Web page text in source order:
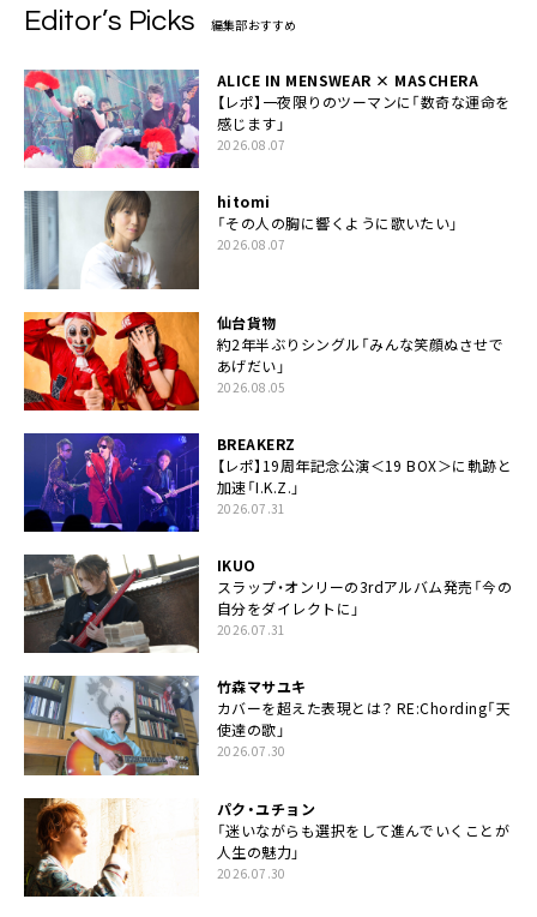
Editor’s Picks 編集部おすすめ
ALICE IN MENSWEAR × MASCHERA
【レポ】一夜限りのツーマンに「数奇な運命を
感じます」
2026.08.07
hitomi
「その人の胸に響くように歌いたい」
2026.08.07
仙台貨物
約2年半ぶりシングル「みんな笑顔ぬさせで
あげだい」
2026.08.05
BREAKERZ
【レポ】19周年記念公演＜19 BOX＞に軌跡と
加速「I.K.Z.」
2026.07.31
IKUO
スラップ・オンリーの3rdアルバム発売「今の
自分をダイレクトに」
2026.07.31
竹森マサユキ
カバーを超えた表現とは？ RE:Chording「天
使達の歌」
2026.07.30
パク・ユチョン
「迷いながらも選択をして進んでいくことが
人生の魅力」
2026.07.30